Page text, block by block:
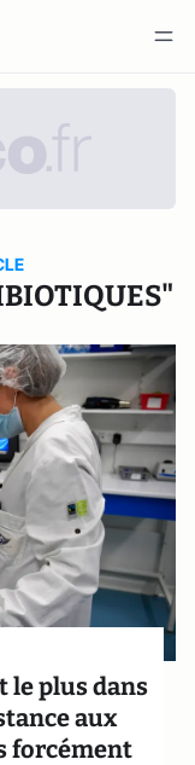
le plus dans
aux
forcément